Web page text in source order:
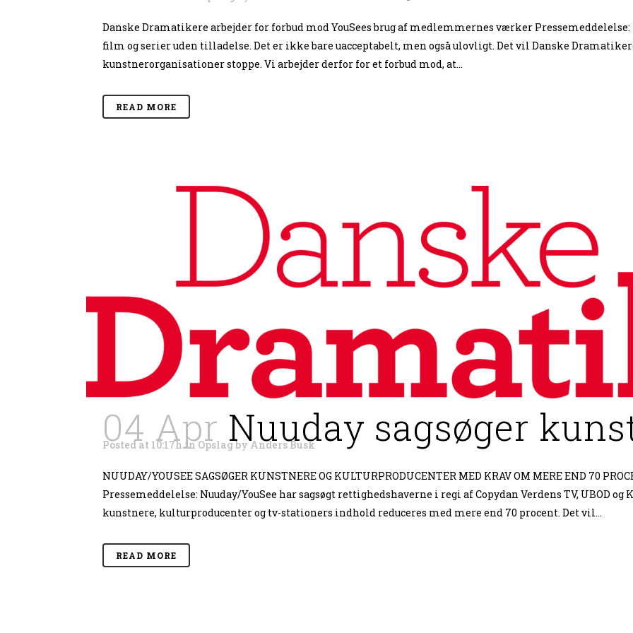
Danske Dramatikere arbejder for forbud mod YouSees brug af medlemmernes værker
film og serier uden tilladelse. Det er ikke bare uacceptabelt, men også ulovligt. Det vil Danske
kunstnerorganisationer stoppe. Vi arbejder derfor for et forbud mod, at...
READ MORE
04 Apr Nuuday sagsøger
Posted at 10:17hinOpslagbyAnders Busk
NUUDAY/YOUSEE SAGSØGER KUNSTNERE OG KULTURPRODUCENTER MED KRAV OM MERE END 70
Pressemeddelelse: Nuuday/YouSee har sagsøgt rettighedshaverne i regi af Copydan Verdens TV, UBOD
kunstnere, kulturproducenter og tv-stationers indhold reduceres med mere end 70 procent. Det vil...
READ MORE